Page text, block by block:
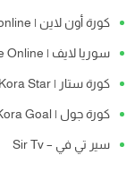
كورة أون لاين | kora online
سوريا لايف | Syria Live Online
كورة ستار | Kora Star
كورة جول | Kora Goal
سير تي في – Sir Tv